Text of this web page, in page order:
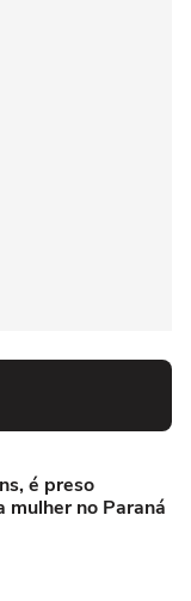
é preso
mulher no Paraná